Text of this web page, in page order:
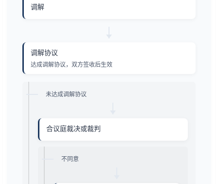
调解
调解协议
达成调解协议，双方签收后生效
未达成调解协议
合议庭裁决或裁判
不同意